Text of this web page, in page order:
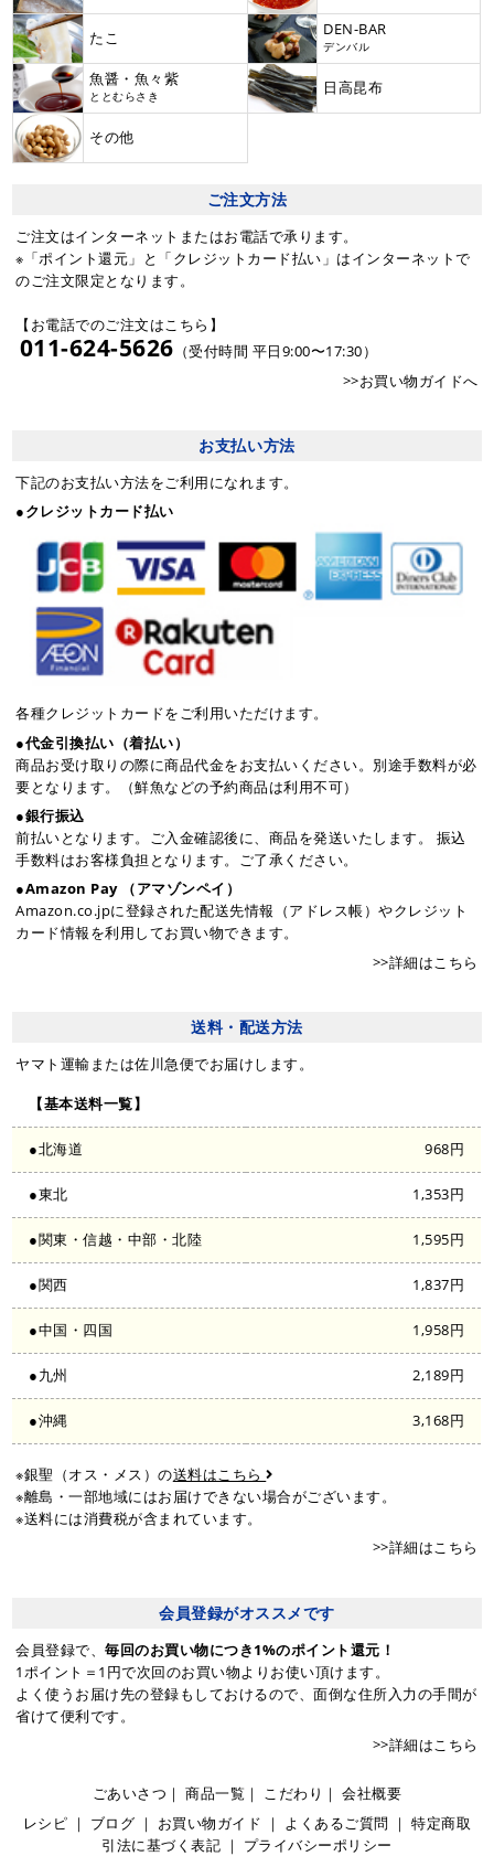
たこ DEN-BAR
デンバル
魚醤・魚々紫
ととむらさき 日高昆布
その他
ご注文方法
ご注文はインターネットまたはお電話で承ります。
※「ポイント還元」と「クレジットカード払い」はインターネットで
のご注文限定となります。
【お電話でのご注文はこちら】
011-624-5626 （受付時間 平日9:00〜17:30）
>>お買い物ガイドへ
お支払い方法
下記のお支払い方法をご利用になれます。
●クレジットカード払い
各種クレジットカードをご利用いただけます。
●代金引換払い（着払い）
商品お受け取りの際に商品代金をお支払いください。別途手数料が必
要となります。（鮮魚などの予約商品は利用不可）
●銀行振込
前払いとなります。ご入金確認後に、商品を発送いたします。 振込
手数料はお客様負担となります。ご了承ください。
●Amazon Pay （アマゾンペイ）
Amazon.co.jpに登録された配送先情報（アドレス帳）やクレジット
カード情報を利用してお買い物できます。
>>詳細はこちら
送料・配送方法
ヤマト運輸または佐川急便でお届けします。
【基本送料一覧】
●北海道 968円
●東北 1,353円
●関東・信越・中部・北陸 1,595円
●関西 1,837円
●中国・四国 1,958円
●九州 2,189円
●沖縄 3,168円
※銀聖（オス・メス）の送料はこちら
※離島・一部地域にはお届けできない場合がございます。
※送料には消費税が含まれています。
>>詳細はこちら
会員登録がオススメです
会員登録で、毎回のお買い物につき1%のポイント還元！
1ポイント＝1円で次回のお買い物よりお使い頂けます。
よく使うお届け先の登録もしておけるので、面倒な住所入力の手間が
省けて便利です。
>>詳細はこちら
ごあいさつ ｜商品一覧 ｜ こだわり ｜会社概要
レシピ ｜ ブログ ｜ お買い物ガイド ｜ よくあるご質問 ｜特定商取
引法に基づく表記 ｜ プライバシーポリシー